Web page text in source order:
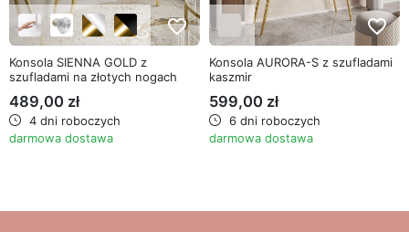
favorite_border
Konsola SIENNA GOLD z
szufladami na złotych nogach
489,00 zł
4 dni roboczych
darmowa dostawa
favorite_border
Konsola AURORA-S z szufladami
kaszmir
599,00 zł
6 dni roboczych
darmowa dostawa